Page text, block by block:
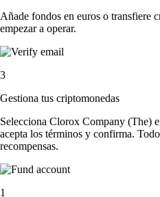
Añade fondos en euros o transfiere
empezar a operar.
3
Gestiona tus criptomonedas
Selecciona Clorox Company (The)
acepta los términos y confirma.
recompensas.
1